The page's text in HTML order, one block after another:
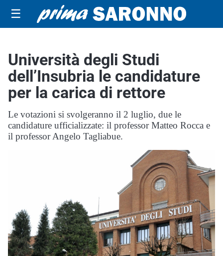
☰
Università degli Studi
dell’Insubria le candidature
per la carica di rettore
Le votazioni si svolgeranno il 2 luglio, due le
candidature ufficializzate: il professor Matteo Rocca e
il professor Angelo Tagliabue.